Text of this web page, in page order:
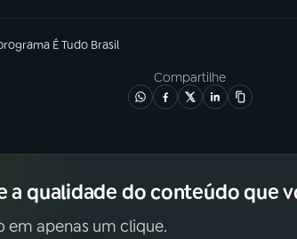
É Tudo Brasil
Compartilhe
a qualidade do conteúdo que
em apenas um clique.